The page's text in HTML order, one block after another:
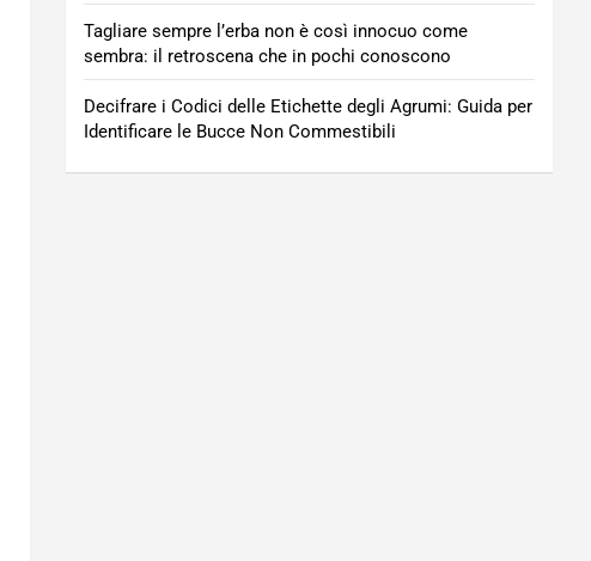
Tagliare sempre l’erba non è così innocuo come
sembra: il retroscena che in pochi conoscono
Decifrare i Codici delle Etichette degli Agrumi: Guida per
Identificare le Bucce Non Commestibili